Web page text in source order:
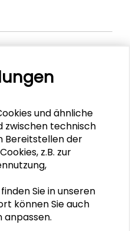
Religionsfreiheit 3 12
in aktuellen
Jonas
und ähnliche
zwischen technisch
Bereitstellen der
z.B. zur
Sie in unseren
können Sie auch
anpassen.